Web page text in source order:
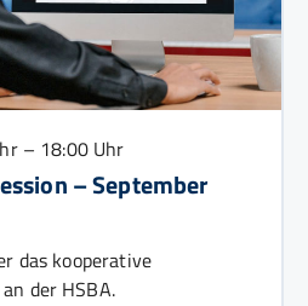
– 18:00 Uhr
– September
das kooperative
der HSBA.